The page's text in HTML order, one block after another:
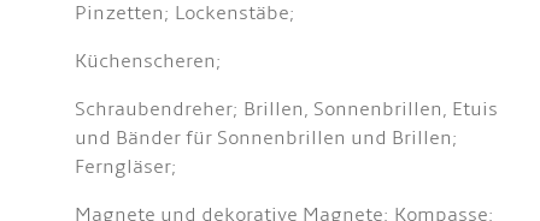
Pinzetten; Lockenstäbe;
Küchenscheren;
Schraubendreher; Brillen, Sonnenbrillen, Etuis
und Bänder für Sonnenbrillen und Brillen;
Ferngläser;
Magnete und dekorative Magnete; Kompasse;